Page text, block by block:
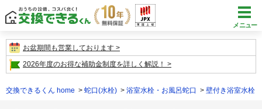
メニュー
お盆期間も営業しております
2026年度のお得な補助金制度を詳しく解説！
交換できるくん home 蛇口(水栓) 浴室水栓・お風呂蛇口 壁付き浴室水栓